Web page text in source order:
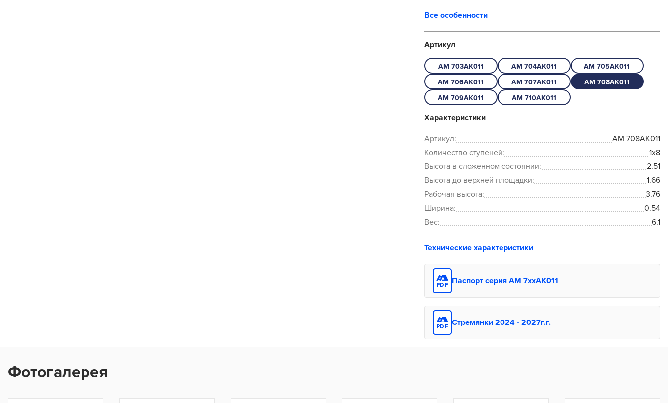
Все особенности
Артикул
AM 703AK011 AM 704AK011
AM 705AK011
AM 706AK011
AM 707AK011
AM 708AK011
AM 709AK011
AM 710AK011
Характеристики
Артикул:
AM 708AK011
Количество ступеней:
1x8
Высота в сложенном состоянии:
2.51
Высота до верхней площадки:
1.66
Рабочая высота:
3.76
Ширина:
0.54
Вес:
6.1
Технические характеристики
Паспорт серия АМ 7xxAK011
Стремянки 2024 - 2027г.г.
Фотогалерея